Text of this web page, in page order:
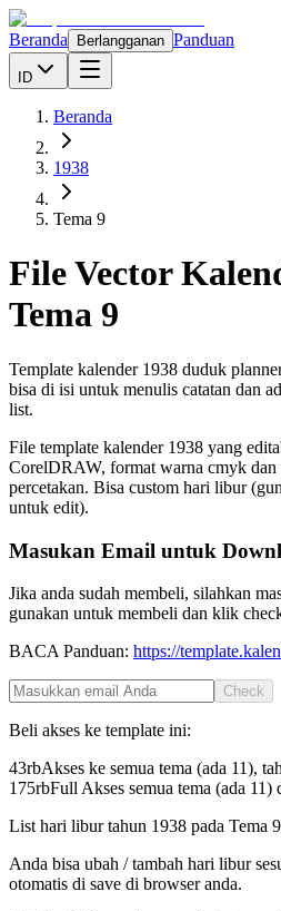
Beranda Berlangganan Panduan
ID
Beranda
1938
Tema 9
File Vector
Tema 9
Template kalender 1938 duduk
bisa di isi untuk menulis catatan dan
list.
File template kalender 1938 yang
CorelDRAW, format warna cmyk dan
percetakan. Bisa custom hari libur
untuk edit).
Masukan Email untuk
Jika anda sudah membeli, silahkan
gunakan untuk membeli dan klik
BACA Panduan: https://
Check
Beli akses ke template ini:
43rbAkses ke semua tema (ada 11),
175rbFull Akses semua tema (ada 11)
List hari libur tahun 1938 pada Tema 9
Anda bisa ubah / tambah hari libur
otomatis di save di browser anda.